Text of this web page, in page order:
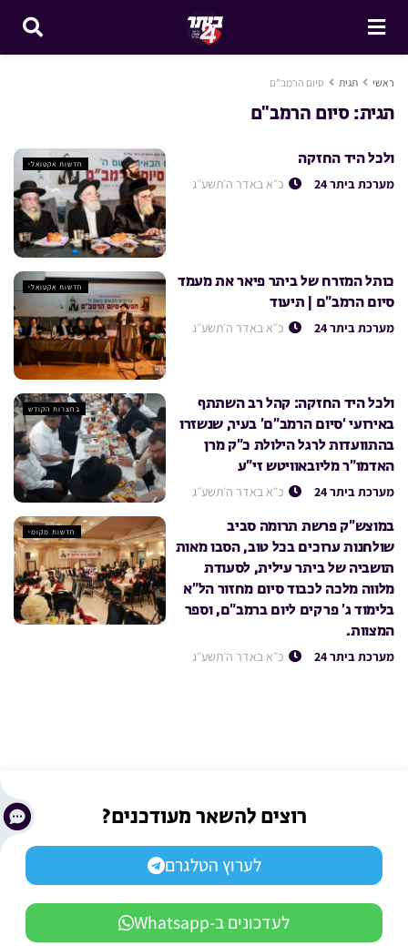
ראשי תגית סיום הרמב"ם
תגית:סיום הרמב"ם
חדשות אקטואלי ולכל היד החזקה
מערכת ביתר 24 כ״א באדר ה׳תשע״ג
חדשות אקטואלי
כותל המזרח של ביתר פיאר את מעמד
סיום הרמב”ם | תיעוד
מערכת ביתר 24 כ״א באדר ה׳תשע״ג
בחצרות הקודש
ולכל היד החזקה: קהל רב השתתף
באירועי ‘סיום הרמב”ם’ בעיר, שנשזרו
בהתוועדות לרגל הילולת כ”ק מרן
האדמו”ר מליובאוויטש זי”ע
מערכת ביתר 24 כ״א באדר ה׳תשע״ג
חדשות מקומי
במוצש”ק פרשת תרומה סביב
שולחנות ערוכים בכל טוב, הסבו מאות
תושביה של ביתר עילית, לסעודת
מלווה מלכה לכבוד סיום מחזור הל”א
בלימוד ג’ פרקים ליום ברמב”ם, וספר
המצוות.
מערכת ביתר 24 כ״א באדר ה׳תשע״ג
רוצים להשאר מעודכנים?
לערוץ הטלגרם
לעדכונים ב-Whatsapp